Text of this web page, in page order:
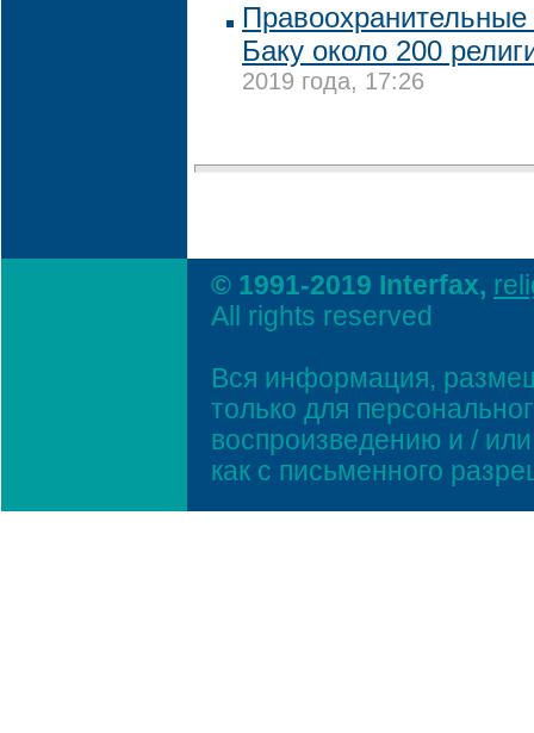
Баку около 200
2019 года, 17:26
© 1991-2019 Interfax,
All rights reserved
Вся информация,
только для
воспроизведению и /
как с письменного